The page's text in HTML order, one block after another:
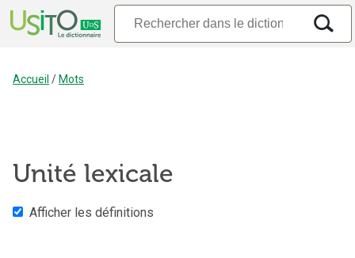
Accueil / Mots
Unité lexicale
Afficher les définitions